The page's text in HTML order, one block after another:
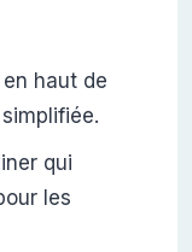
en haut de
qui
les